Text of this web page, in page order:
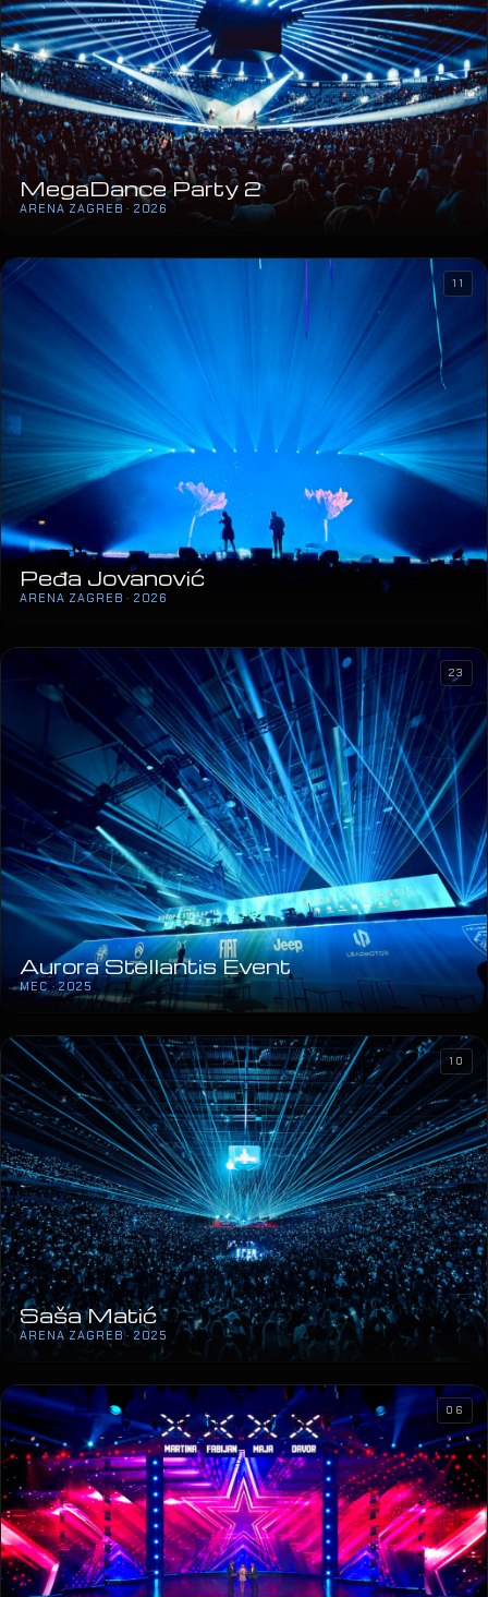
MegaDance Party 2
ARENA ZAGREB · 2026
Peđa Jovanović
ARENA ZAGREB · 2026
11
Aurora Stellantis Event
MEC · 2025
23
Saša Matić
ARENA ZAGREB · 2025
10
06